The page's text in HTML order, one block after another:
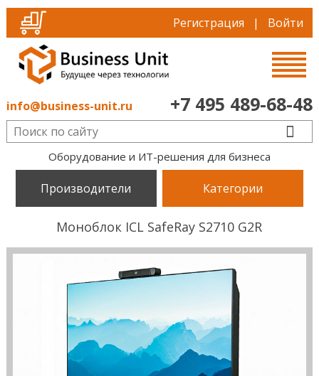
Регистрация | Войти
info@business-unit.ru +7 495 489-68-48
Оборудование и ИТ-решения для бизнеса
Производители Категории
Моноблок ICL SafeRay S2710 G2R